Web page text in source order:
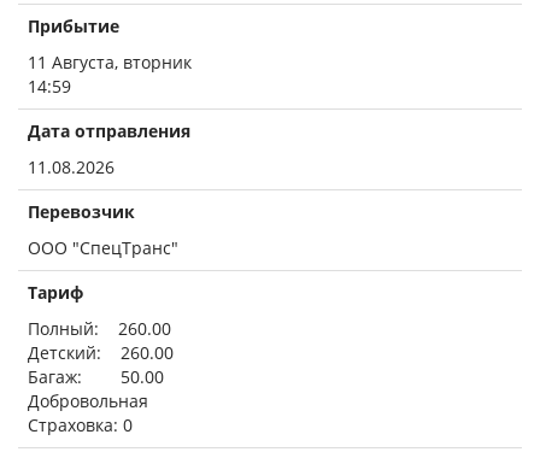
Прибытие
11 Августа, вторник
14:59
Дата отправления
11.08.2026
Перевозчик
ООО "СпецТранс"
Тариф
Полный: 260.00
Детский: 260.00
Багаж: 50.00
Добровольная
Страховка: 0